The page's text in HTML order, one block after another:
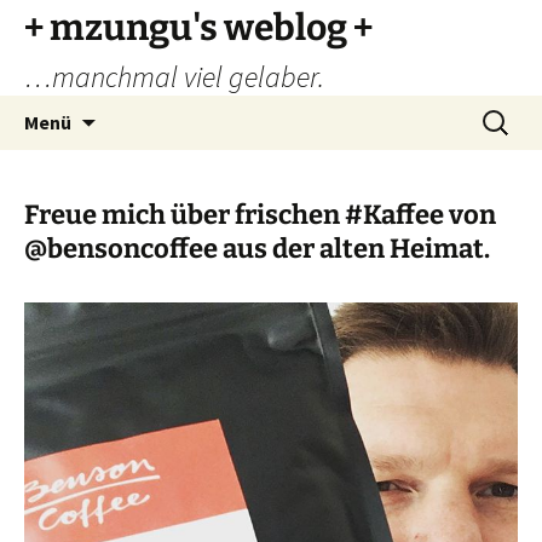
Zum
Inhalt
springen
+ mzungu's weblog +
…manchmal viel gelaber.
Menü
Suchen
nach:
Freue mich über frischen #Kaffee von
@bensoncoffee aus der alten Heimat.